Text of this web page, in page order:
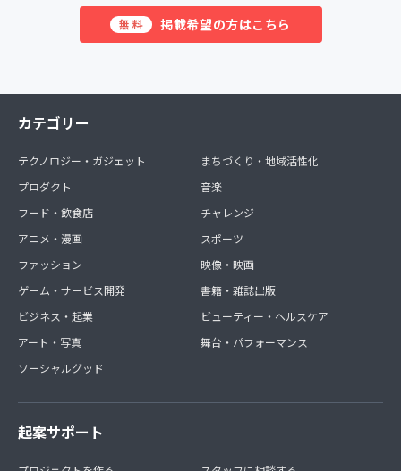
無料 掲載希望の方はこちら
カテゴリー
テクノロジー・ガジェット
プロダクト
フード・飲食店
アニメ・漫画
ファッション
ゲーム・サービス開発
ビジネス・起業
アート・写真
ソーシャルグッド
まちづくり・地域活性化
音楽
チャレンジ
スポーツ
映像・映画
書籍・雑誌出版
ビューティー・ヘルスケア
舞台・パフォーマンス
起案サポート